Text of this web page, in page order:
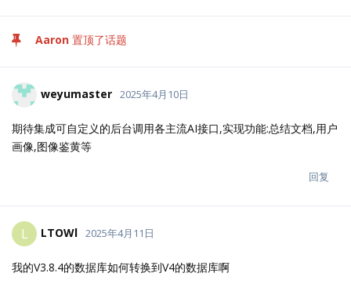
Aaron 置顶了话题
weyumaster 2025年4月10日
期待集成可自定义的后台调用各主流AI接口,实现功能:总结文档,用户
画像,图像鉴黄等
回复
L LTOWl 2025年4月11日
我的V3.8.4的数据库如何转换到V4的数据库啊